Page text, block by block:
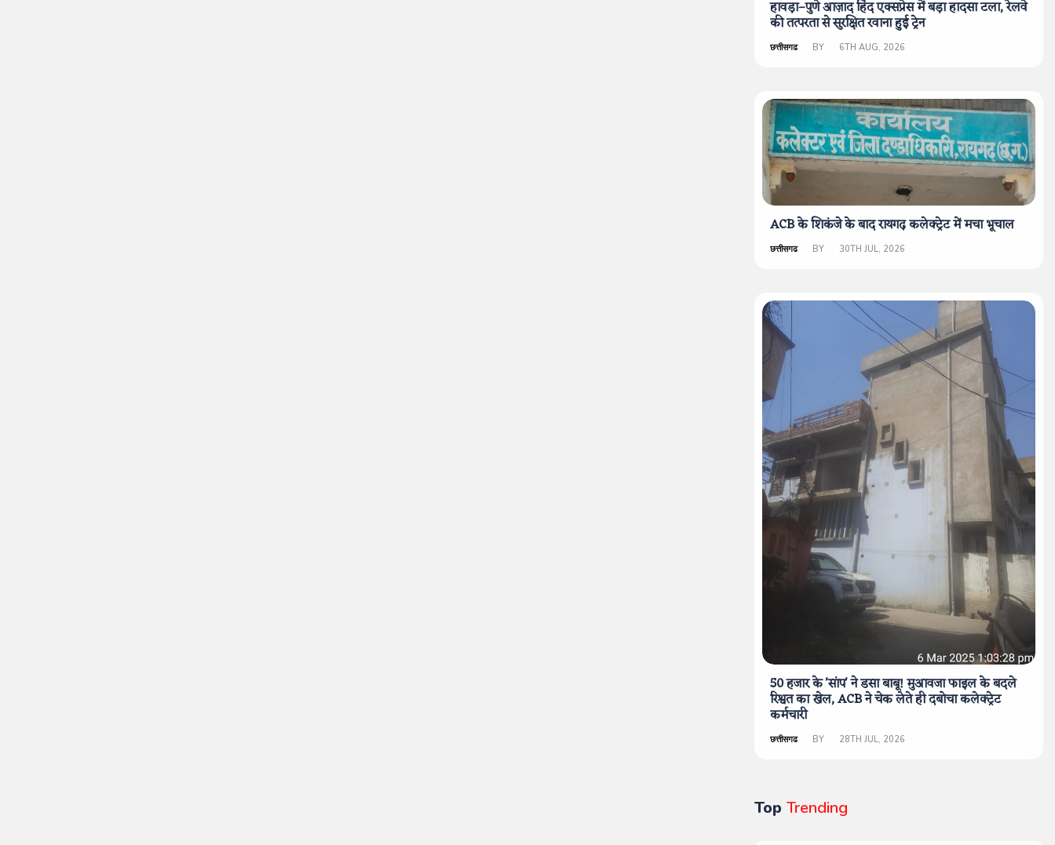
हावड़ा–पुणे आज़ाद हिंद एक्सप्रेस में बड़ा हादसा टला, रेलवे
की तत्परता से सुरक्षित रवाना हुई ट्रेन
छत्तीसगढ BY 6TH AUG, 2026
ACB के शिकंजे के बाद रायगढ़ कलेक्ट्रेट में मचा भूचाल
छत्तीसगढ BY 30TH JUL, 2026
50 हजार के 'सांप' ने डसा बाबू! मुआवजा फाइल के बदले
रिश्वत का खेल, ACB ने चेक लेते ही दबोचा कलेक्ट्रेट
कर्मचारी
छत्तीसगढ BY 28TH JUL, 2026
Top Trending